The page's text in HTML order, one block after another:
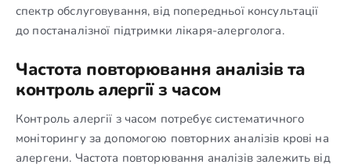
спектр обслуговування, від попередньої консультації
до постаналізної підтримки лікаря-алерголога.
Частота повторювання аналізів та
контроль алергії з часом
Контроль алергії з часом потребує систематичного
моніторингу за допомогою повторних аналізів крові на
алергени. Частота повторювання аналізів залежить від